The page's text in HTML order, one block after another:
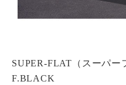
SUPER-FLAT（スーパー
F.BLACK